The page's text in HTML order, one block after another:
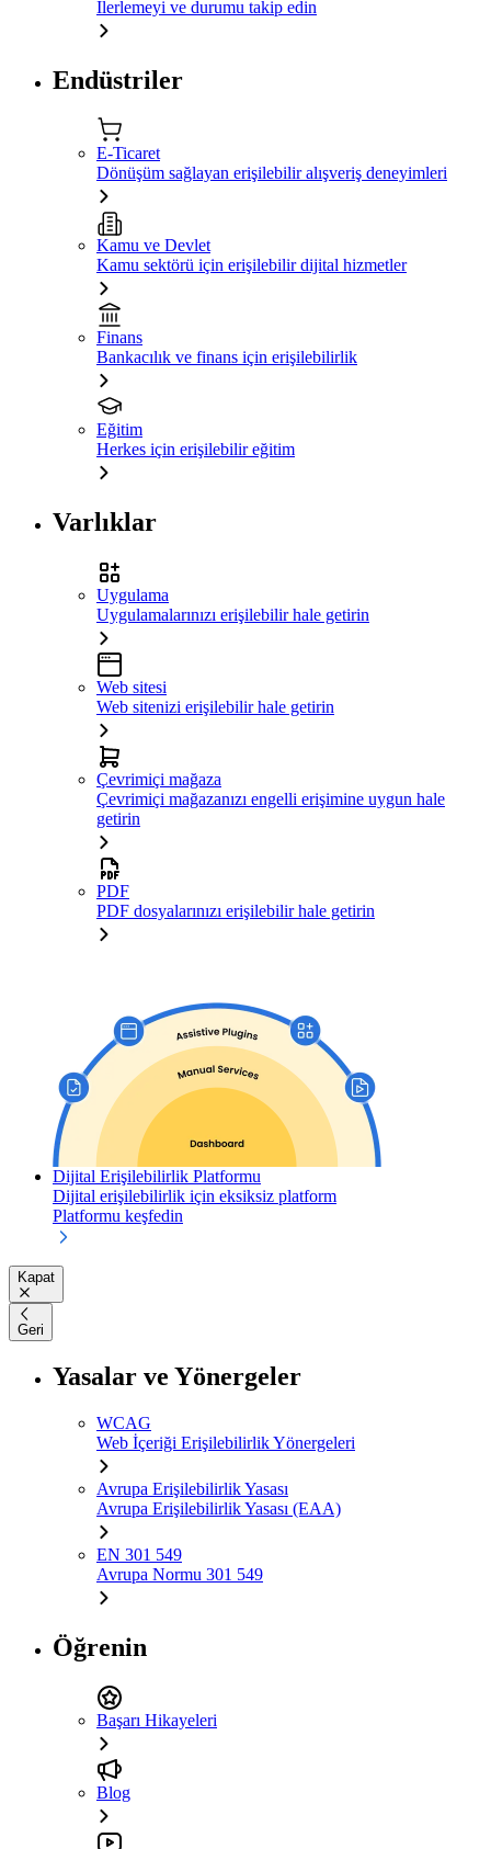
İlerlemeyi ve durumu takip edin
Endüstriler
E-Ticaret
Dönüşüm sağlayan erişilebilir alışveriş deneyimleri
Kamu ve Devlet
Kamu sektörü için erişilebilir dijital hizmetler
Finans
Bankacılık ve finans için erişilebilirlik
Eğitim
Herkes için erişilebilir eğitim
Varlıklar
Uygulama
Uygulamalarınızı erişilebilir hale getirin
Web sitesi
Web sitenizi erişilebilir hale getirin
Çevrimiçi mağaza
Çevrimiçi mağazanızı engelli erişimine uygun hale
getirin
PDF
PDF dosyalarınızı erişilebilir hale getirin
Dijital Erişilebilirlik Platformu
Dijital erişilebilirlik için eksiksiz platform
Platformu keşfedin
Kapat
Geri
Yasalar ve Yönergeler
WCAG
Web İçeriği Erişilebilirlik Yönergeleri
Avrupa Erişilebilirlik Yasası
Avrupa Erişilebilirlik Yasası (EAA)
EN 301 549
Avrupa Normu 301 549
Öğrenin
Başarı Hikayeleri
Blog